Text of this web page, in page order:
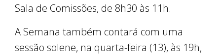
Sala de Comissões, de 8h30 às 11h.
A Semana também contará com uma
sessão solene, na quarta-feira (13), às 19h,